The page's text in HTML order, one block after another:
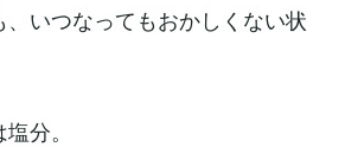
いつなってもおかしくない状
分。